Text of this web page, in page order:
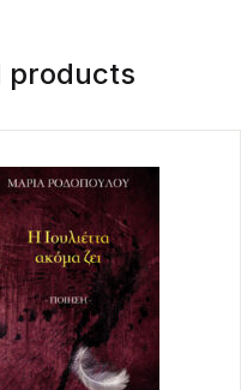
products